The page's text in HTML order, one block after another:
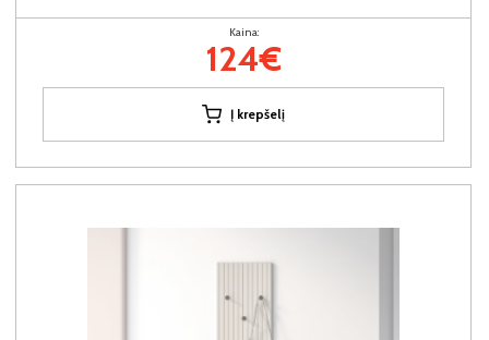
Kaina:
124€
Į krepšelį